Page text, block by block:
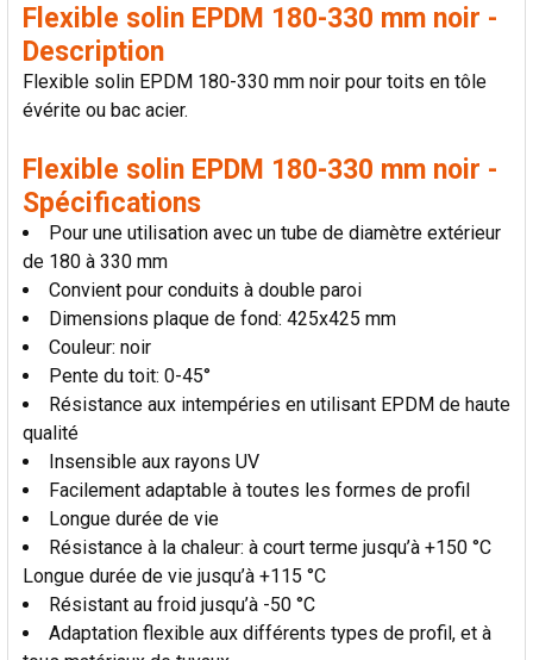
TOUT
SÉLECTIONNER
LA
SÉLECTION
AU PANIER
Flexible solin EPDM 180-330 mm noir -
Description
Flexible solin EPDM 180-330 mm noir pour toits en tôle
évérite ou bac acier.
Flexible solin EPDM 180-330 mm noir -
Spécifications
Pour une utilisation avec un tube de diamètre extérieur
de 180 à 330 mm
Convient pour conduits à double paroi
Dimensions plaque de fond: 425x425 mm
Couleur: noir
Pente du toit: 0-45°
Résistance aux intempéries en utilisant EPDM de haute
qualité
Insensible aux rayons UV
Facilement adaptable à toutes les formes de profil
Longue durée de vie
Résistance à la chaleur: à court terme jusqu’à +150 °C
Longue durée de vie jusqu’à +115 °C
Résistant au froid jusqu’à -50 °C
Adaptation flexible aux différents types de profil, et à